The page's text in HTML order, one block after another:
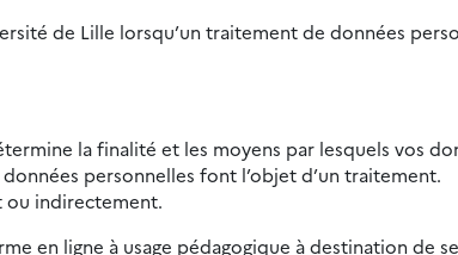
de Lille lorsqu’un traitement de données
la finalité et les moyens par lesquels vos
personnelles font l’objet d’un traitement.
ou indirectement.
en ligne à usage pédagogique à destination de